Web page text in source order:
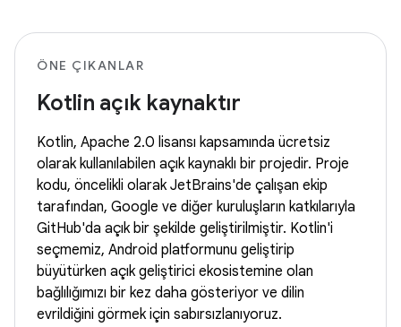
ÖNE ÇIKANLAR
Kotlin açık kaynaktır
Kotlin, Apache 2.0 lisansı kapsamında ücretsiz
olarak kullanılabilen açık kaynaklı bir projedir. Proje
kodu, öncelikli olarak JetBrains'de çalışan ekip
tarafından, Google ve diğer kuruluşların katkılarıyla
GitHub'da açık bir şekilde geliştirilmiştir. Kotlin'i
seçmemiz, Android platformunu geliştirip
büyütürken açık geliştirici ekosistemine olan
bağlılığımızı bir kez daha gösteriyor ve dilin
evrildiğini görmek için sabırsızlanıyoruz.